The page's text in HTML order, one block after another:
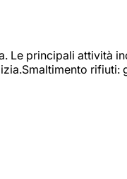
Le principali attività
rifiuti: